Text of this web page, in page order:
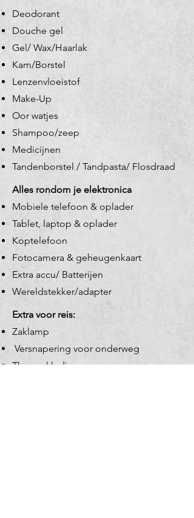
Deodorant
Douche gel
Gel/ Wax/Haarlak
Kam/Borstel
Lenzenvloeistof
Make-Up
Oor watjes
Shampoo/zeep
Medicijnen
Tandenborstel / Tandpasta/ Flosdraad
Alles rondom je elektronica
Mobiele telefoon & oplader
Tablet, laptop & oplader
Koptelefoon
Fotocamera & geheugenkaart
Extra accu/ Batterijen
Wereldstekker/adapter
Extra voor reis:
Zaklamp
Versnapering voor onderweg
Thermokleding